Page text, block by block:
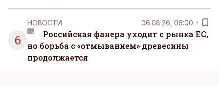
6
НОВОСТИ 06.08.26, 06:00
Российская фанера уходит с рынка ЕС,
но борьба с «отмыванием» древесины
продолжается